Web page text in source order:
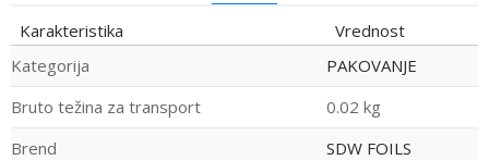
Karakteristika
Vrednost
Kategorija
PAKOVANJE
Bruto težina za transport
0.02 kg
Brend
SDW FOILS